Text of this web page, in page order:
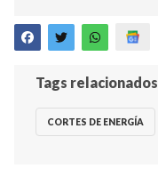
Tags relacionados
CORTES DE ENERGÍA